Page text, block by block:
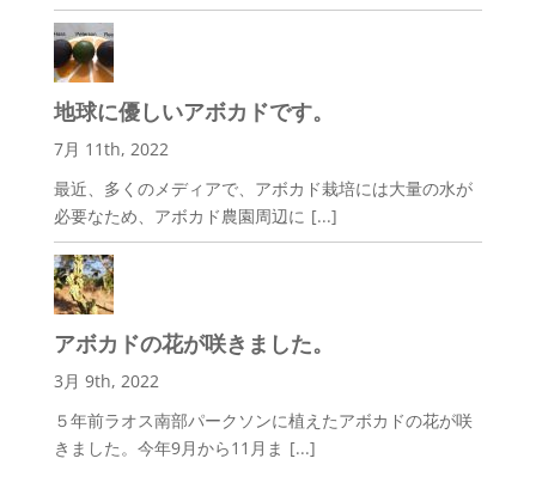
地球に優しいアボカドです。
7月 11th, 2022
最近、多くのメディアで、アボカド栽培には大量の水が
必要なため、アボカド農園周辺に [...]
アボカドの花が咲きました。
3月 9th, 2022
５年前ラオス南部パークソンに植えたアボカドの花が咲
きました。今年9月から11月ま [...]